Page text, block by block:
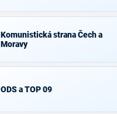
Komunistická strana Čech a
Moravy
ODS a TOP 09